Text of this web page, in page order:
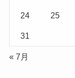
24 25
31
« 7月